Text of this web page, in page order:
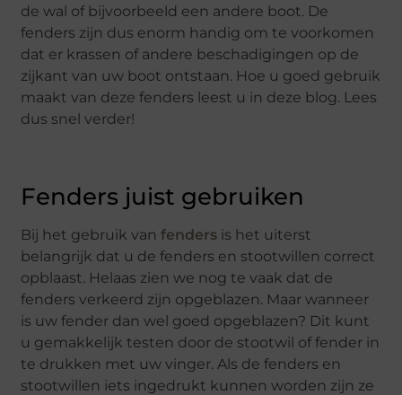
de wal of bijvoorbeeld een andere boot. De
fenders zijn dus enorm handig om te voorkomen
dat er krassen of andere beschadigingen op de
zijkant van uw boot ontstaan. Hoe u goed gebruik
maakt van deze fenders leest u in deze blog. Lees
dus snel verder!
Fenders juist gebruiken
Bij het gebruik vanfenders is het uiterst
belangrijk dat u de fenders en stootwillen correct
opblaast. Helaas zien we nog te vaak dat de
fenders verkeerd zijn opgeblazen. Maar wanneer
is uw fender dan wel goed opgeblazen? Dit kunt
u gemakkelijk testen door de stootwil of fender in
te drukken met uw vinger. Als de fenders en
stootwillen iets ingedrukt kunnen worden zijn ze